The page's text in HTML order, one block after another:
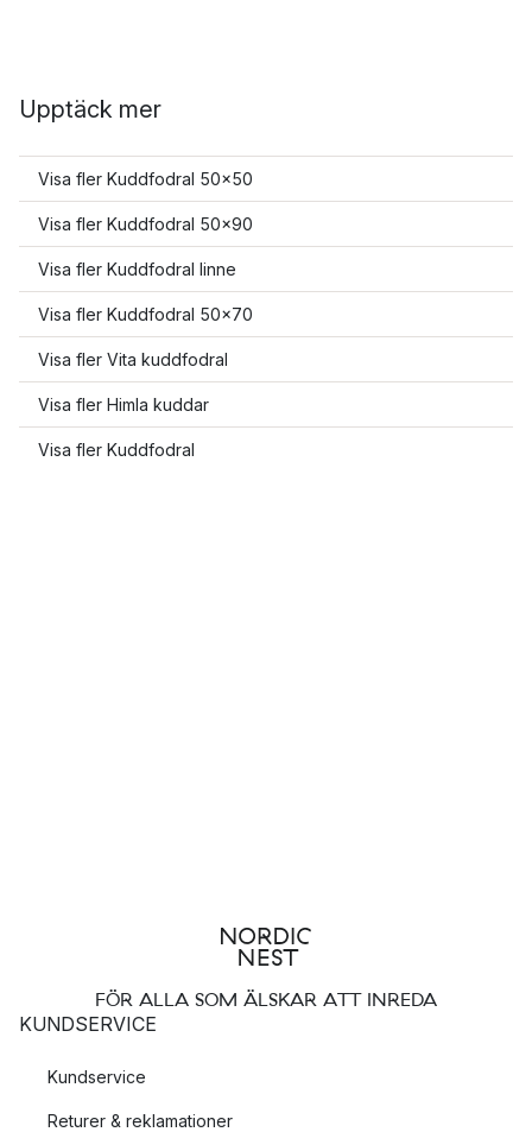
Upptäck mer
Visa fler Kuddfodral 50x50
Visa fler Kuddfodral 50x90
Visa fler Kuddfodral linne
Visa fler Kuddfodral 50x70
Visa fler Vita kuddfodral
Visa fler Himla kuddar
Visa fler Kuddfodral
FÖR ALLA SOM ÄLSKAR ATT INREDA
KUNDSERVICE
Kundservice
Returer & reklamationer